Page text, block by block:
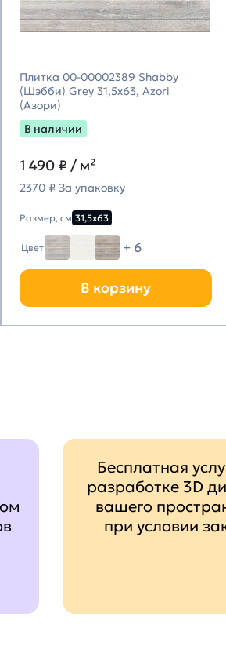
Плитка 00-00002389 Shabby
(Шэбби) Grey 31,5х63, Azori
(Азори)
В наличии
1 490 ₽ / м²
2370 ₽ За упаковку
Размер, см 31,5х63
Цвет + 6
В корзину
Бесплатная
разработке 3D
вашего
при условии